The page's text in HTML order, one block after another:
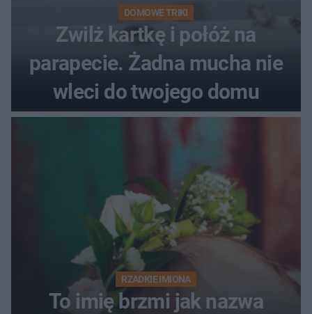
DOMOWE TRIKI
Zwilż kartkę i połóż na
parapecie. Żadna mucha nie
wleci do twojego domu
RZADKIE IMIONA
To imię brzmi jak nazwa